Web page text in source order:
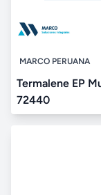
MARCO PERUANA
Termalene EP
72440